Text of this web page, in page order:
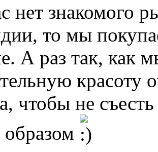
нет знакомого
то мы
А раз так, как
красоту
чтобы не